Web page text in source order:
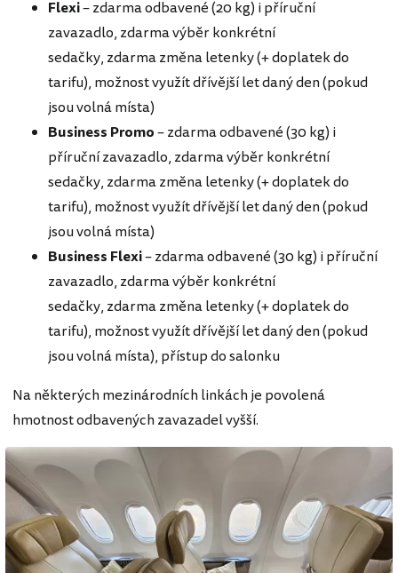
Flexi– zdarma odbavené (20 kg) i příruční
zavazadlo, zdarma výběr konkrétní
sedačky, zdarma změna letenky (+ doplatek do
tarifu), možnost využít dřívější let daný den (pokud
jsou volná místa)
Business Promo– zdarma odbavené (30 kg) i
příruční zavazadlo, zdarma výběr konkrétní
sedačky, zdarma změna letenky (+ doplatek do
tarifu), možnost využít dřívější let daný den (pokud
jsou volná místa)
Business Flexi– zdarma odbavené (30 kg) i příruční
zavazadlo, zdarma výběr konkrétní
sedačky, zdarma změna letenky (+ doplatek do
tarifu), možnost využít dřívější let daný den (pokud
jsou volná místa), přístup do salonku
Na některých mezinárodních linkách je povolená
hmotnost odbavených zavazadel vyšší.